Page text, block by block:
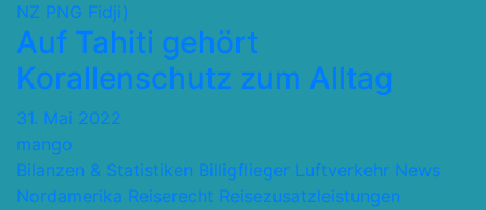
NZ PNG Fidji)
Auf Tahiti gehört
Korallenschutz zum Alltag
31. Mai 2022
mango
Bilanzen & Statistiken Billigflieger Luftverkehr News
Nordamerika Reiserecht Reisezusatzleistungen